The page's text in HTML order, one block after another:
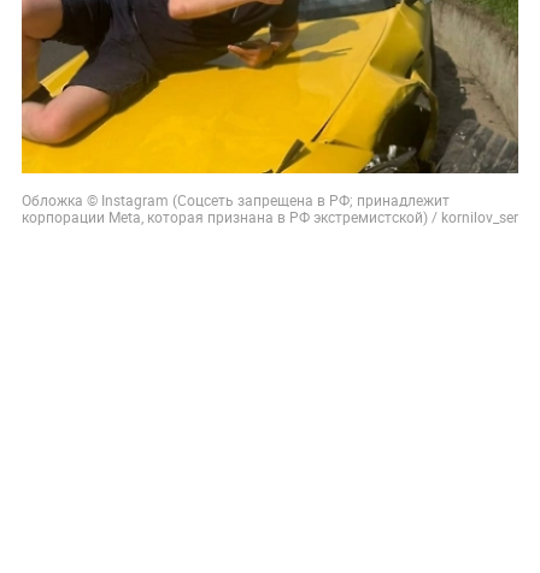
Обложка © Instagram (Соцсеть запрещена в РФ; принадлежит
корпорации Meta, которая признана в РФ экстремистской) / kornilov_ser